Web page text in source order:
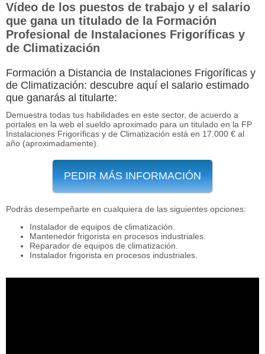
Vídeo de los puestos de trabajo y el salario
que gana un titulado de la Formación
Profesional de Instalaciones Frigoríficas y
de Climatización
Formación a Distancia de Instalaciones Frigoríficas y
de Climatización: descubre aquí el salario estimado
que ganarás al titularte:
Demuestra todas tus habilidades en este sector, de acuerdo a
portales en la web el sueldo aproximado para un titulado en la FP
Instalaciones Frigoríficas y de Climatización está en 17.000 € al
año (aproximadamente).
PEDIR MÁS INFORMACIÓN
Podrás desempeñarte en cualquiera de las siguientes opciones:
Instalador de equipos de climatización.
Mantenedor frigorista en procesos industriales.
Reparador de equipos de climatización.
Instalador frigorista en procesos industriales.